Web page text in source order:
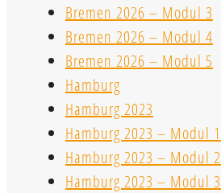
Bremen 2026 – Modul 3
Bremen 2026 – Modul 4
Bremen 2026 – Modul 5
Hamburg
Hamburg 2023
Hamburg 2023 – Modul 1
Hamburg 2023 – Modul 2
Hamburg 2023 – Modul 3